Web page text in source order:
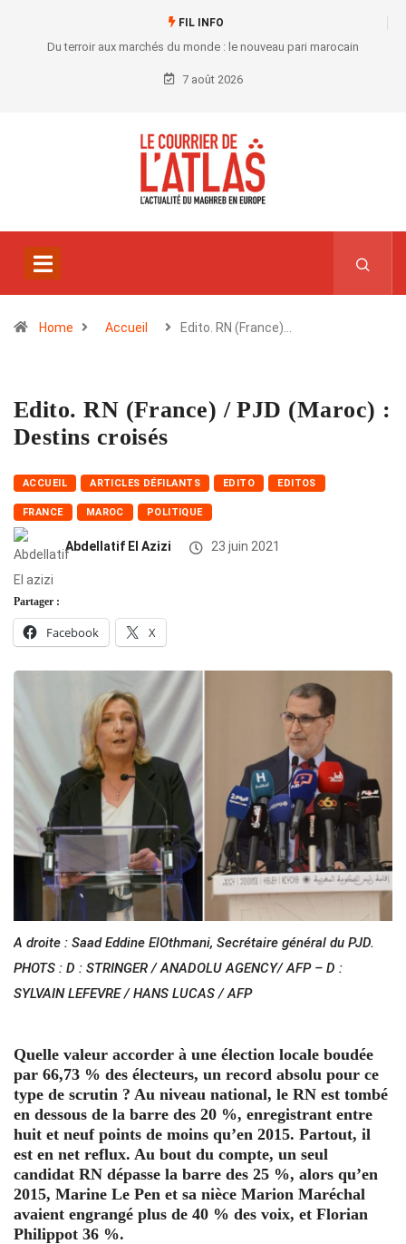
FIL INFO
Du terroir aux marchés du monde : le nouveau pari marocain
7 août 2026
Home Accueil Edito. RN (France)…
Edito. RN (France) / PJD (Maroc) :
Destins croisés
ACCUEIL ARTICLES DÉFILANTS EDITO EDITOS
FRANCE MAROC POLITIQUE
Abdellatif El Azizi 23 juin 2021
Partager :
Facebook X
A droite : Saad Eddine ElOthmani, Secrétaire général du PJD.
PHOTS : D : STRINGER / ANADOLU AGENCY/ AFP – D :
SYLVAIN LEFEVRE / HANS LUCAS / AFP
Quelle valeur accorder à une élection locale boudée
par 66,73 % des électeurs, un record absolu pour ce
type de scrutin ? Au niveau national, le RN est tombé
en dessous de la barre des 20 %, enregistrant entre
huit et neuf points de moins qu’en 2015. Partout, il
est en net reflux. Au bout du compte, un seul
candidat RN dépasse la barre des 25 %, alors qu’en
2015, Marine Le Pen et sa nièce Marion Maréchal
avaient engrangé plus de 40 % des voix, et Florian
Philippot 36 %.